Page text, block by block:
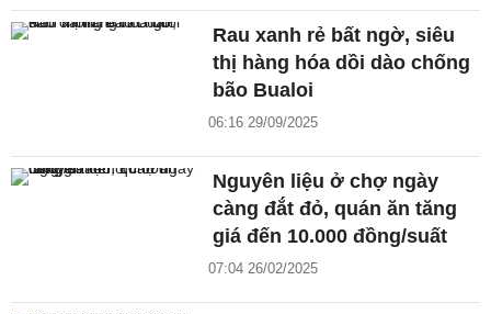
Rau xanh rẻ bất ngờ, siêu
thị hàng hóa dồi dào chống
bão Bualoi
06:16 29/09/2025
Nguyên liệu ở chợ ngày
càng đắt đỏ, quán ăn tăng
giá đến 10.000 đồng/suất
07:04 26/02/2025